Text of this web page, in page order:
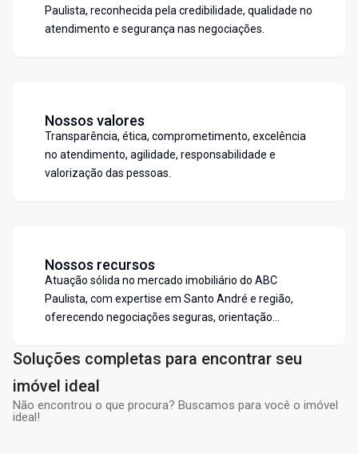
Paulista, reconhecida pela credibilidade, qualidade no
atendimento e segurança nas negociações.
Nossos valores
Transparência, ética, comprometimento, excelência
no atendimento, agilidade, responsabilidade e
valorização das pessoas.
Nossos recursos
Atuação sólida no mercado imobiliário do ABC
Paulista, com expertise em Santo André e região,
oferecendo negociações seguras, orientação
Soluções completas para encontrar seu
imóvel ideal
Não encontrou o que procura? Buscamos para você o imóvel
ideal!